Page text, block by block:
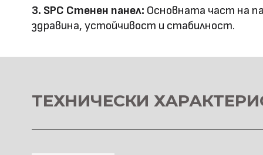
Оценка за
ефективност
Клас на горимост
Предимства водоустойчив &
Метод на
Фрезовано снаждане /
3. SPC Стенен панел: Основната част на
здравина, устойчивост и стабилност.
ТЕХНИЧЕСКИ